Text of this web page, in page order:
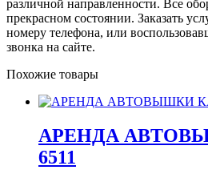
различной направленности. Все
прекрасном состоянии. Заказать
номеру телефона, или
звонка на сайте.
Похожие товары
АРЕНДА
6511